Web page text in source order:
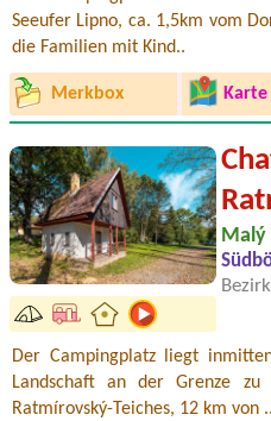
Seeufer Lipno, ca. 1,5km vom
die Familien mit Kind..
Merkbox Karte
Malý
Bezirk
Der Campingplatz liegt
Landschaft an der Grenze zu
Ratmírovský-Teiches, 12 km von ..